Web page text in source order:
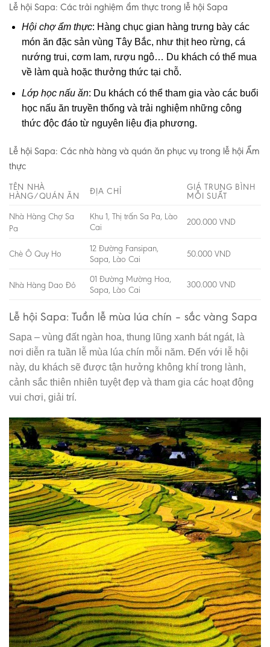
Lễ hội Sapa: Các trải nghiệm ẩm thực trong lễ hội Sapa
Hội chợ ẩm thực: Hàng chục gian hàng trưng bày các
món ăn đặc sản vùng Tây Bắc, như thịt heo rừng, cá
nướng trui, cơm lam, rượu ngô… Du khách có thể mua
về làm quà hoặc thưởng thức tại chỗ.
Lớp học nấu ăn: Du khách có thể tham gia vào các buổi
học nấu ăn truyền thống và trải nghiệm những công
thức độc đáo từ nguyên liệu địa phương.
Lễ hội Sapa: Các nhà hàng và quán ăn phục vụ trong lễ hội Ẩm
thực
TÊN NHÀ
HÀNG/QUÁN ĂN
ĐỊA CHỈ
GIÁ TRUNG BÌNH
MỖI SUẤT
Nhà Hàng Chợ Sa
Pa
Khu 1, Thị trấn Sa Pa, Lào
Cai
200.000 VND
Chè Ô Quy Ho
12 Đường Fansipan,
Sapa, Lào Cai
50.000 VND
Nhà Hàng Dao Đỏ
01 Đường Mường Hoa,
Sapa, Lào Cai
300.000 VND
Lễ hội Sapa: Tuần lễ mùa lúa chín – sắc vàng Sapa
Sapa – vùng đất ngàn hoa, thung lũng xanh bát ngát, là
nơi diễn ra tuần lễ mùa lúa chín mỗi năm. Đến với lễ hội
này, du khách sẽ được tận hưởng không khí trong lành,
cảnh sắc thiên nhiên tuyệt đẹp và tham gia các hoạt động
vui chơi, giải trí.